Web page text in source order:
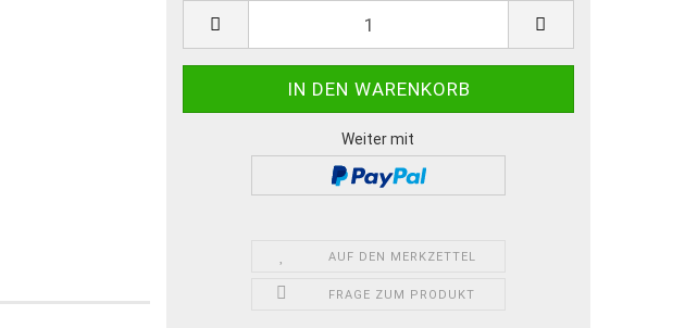
Weiter mit
AUF DEN MERKZETTEL
FRAGE ZUM PRODUKT